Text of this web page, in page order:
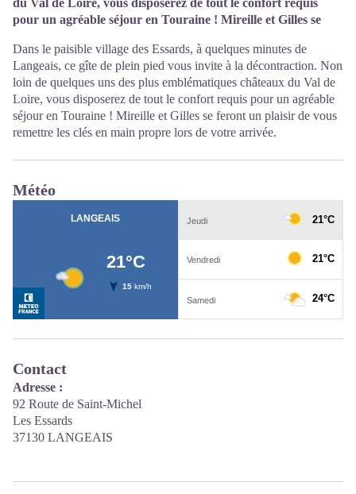
du Val de Loire, vous disposerez de tout le confort requis
pour un agréable séjour en Touraine ! Mireille et Gilles se
Dans le paisible village des Essards, à quelques minutes de
Langeais, ce gîte de plein pied vous invite à la décontraction. Non
loin de quelques uns des plus emblématiques châteaux du Val de
Loire, vous disposerez de tout le confort requis pour un agréable
séjour en Touraine ! Mireille et Gilles se feront un plaisir de vous
remettre les clés en main propre lors de votre arrivée.
Météo
Contact
Adresse :
92 Route de Saint-Michel
Les Essards
37130 LANGEAIS